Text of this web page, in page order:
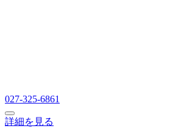
027-325-6861
詳細を見る